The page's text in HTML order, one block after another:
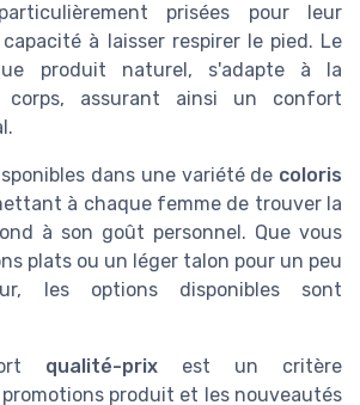
prisées pour leur
à laisser respirer le pied. Le
produit naturel, s'adapte à la
corps, assurant ainsi un confort
dans une variété de coloris
à chaque femme de trouver la
à son goût personnel. Que vous
plats ou un léger talon pour un peu
les options disponibles sont
qualité-prix est un critère
produit et les nouveautés